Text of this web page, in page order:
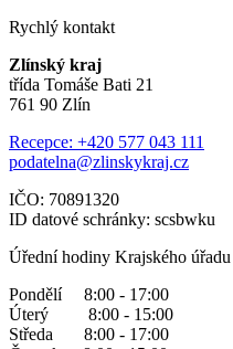
Rychlý kontakt
Zlínský kraj
třída Tomáše Bati 21
761 90 Zlín
Recepce: +420 577 043 111
podatelna@zlinskykraj.cz
IČO: 70891320
ID datové schránky: scsbwku
Úřední hodiny Krajského
Pondělí 8:00 - 17:00
Úterý 8:00 - 15:00
Středa 8:00 - 17:00